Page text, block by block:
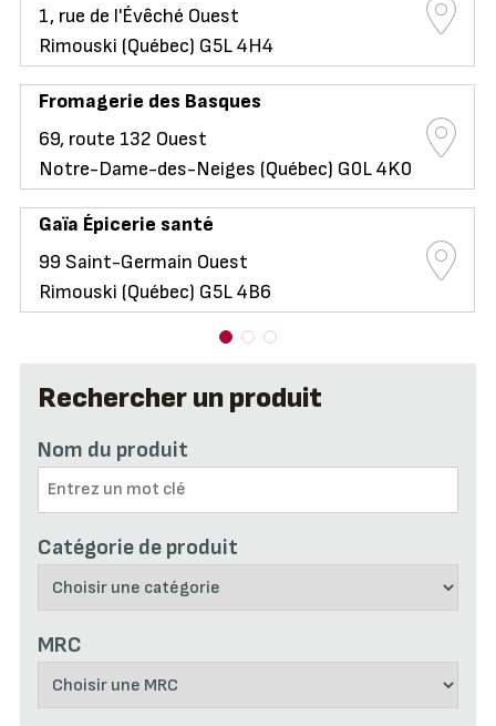
Rechercher un produit
Nom du produit
Catégorie de produit
MRC
1, rue de l'Évêché Ouest
Rimouski (Québec) G5L 4H4
Fromagerie des Basques
69, route 132 Ouest
Notre-Dame-des-Neiges (Québec) G0L 4K0
Gaïa Épicerie santé
99 Saint-Germain Ouest
Rimouski (Québec) G5L 4B6